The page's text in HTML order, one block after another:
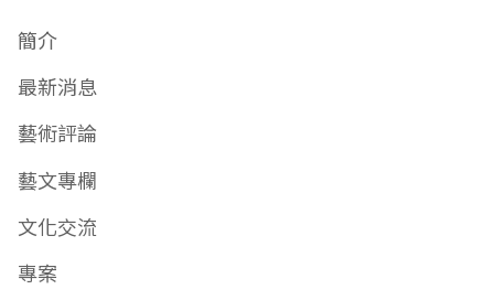
簡介
最新消息
藝術評論
藝文專欄
文化交流
專案